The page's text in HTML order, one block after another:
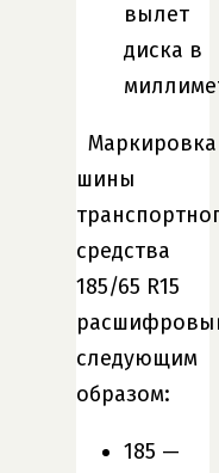
вылет
диска в
Маркировка
шины
средства
185/65 R15
следующим
образом:
185 —